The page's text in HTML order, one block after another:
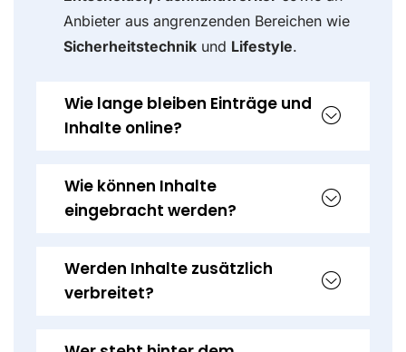
Anbieter aus angrenzenden Bereichen wie
Sicherheitstechnik und Lifestyle.
Wie lange bleiben Einträge und
Inhalte online?
Wie können Inhalte
eingebracht werden?
Werden Inhalte zusätzlich
verbreitet?